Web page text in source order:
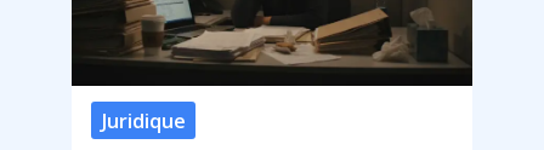
Juridique